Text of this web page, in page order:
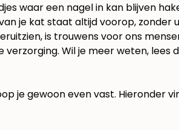
waar een nagel in kan blijven
je kat staat altijd voorop, zonder
is trouwens voor ons
Wil je meer weten, lees
je gewoon even vast. Hieronder